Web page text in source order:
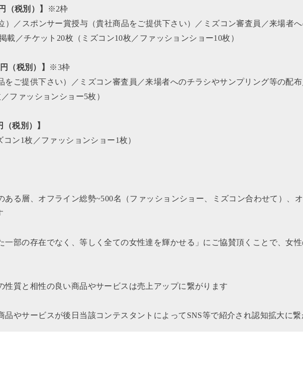
（税別） 】
※2枠
）／スポンサー賞授与（貴社商品をご提供下さい）／ミズコン審査員／来場者
載／チケット20枚（ミズコン10枚／ファッションショー10枚）
（税別） 】 ※3枠
をご提供下さい）／ミズコン審査員／来場者へのチラシやサンプリング等の配布
ファッションショー5枚）
（税別）
】
ン1枚／ファッションショー1枚）
る層、オフライン総勢~500名（ファッションショー、ミズコン合わせて）、
部の存在でなく、等しく全ての女性達を輝かせる」にご協賛頂くことで、女性
質と相性の良い商品やサービスは売上アップに繋がります
やサービスが後日当該コンテスタントによってSNS等で紹介され認知拡大に繋